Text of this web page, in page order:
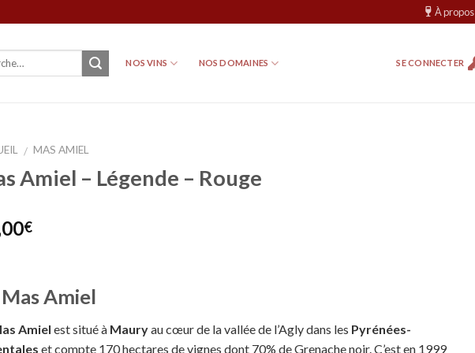
À propos
NOS VINS NOS DOMAINES SE CONNECTER
/ MAS AMIEL
Amiel – Légende – Rouge
€
Amiel
Amiel est situé à Mauryau cœur de la vallée de l’Agly dans les Pyrénées-
et compte 170 hectares de vignes dont 70% de Grenache noir. C’est en 1999